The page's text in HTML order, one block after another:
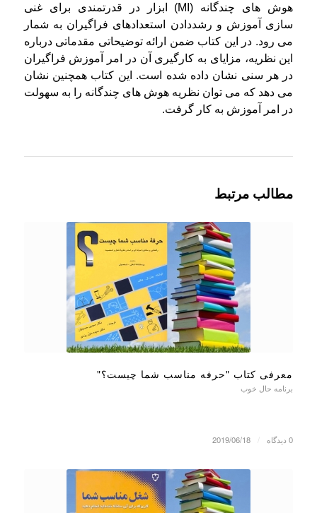
هوش های چندگانه (MI) ابزار در قدرتمندی برای غنی
سازی آموزش و رشددادن استعدادهای فراگیران به شمار
می رود. در این کتاب ضمن ارائه توضیحاتی مقدماتی درباره
این نظریه، مزایای به کارگیری آن در امر آموزش فراگیران
در هر سنی نشان داده شده است. این کتاب همچنین نشان
می دهد که می توان نظریه هوش های چندگانه را به سهولت
در امر آموزش به کار گرفت.
مطالب مرتبط
معرفی کتاب "حرفه مناسب شما چیست؟"
برنامه حال خوب
0 دیدگاه 2019/06/18